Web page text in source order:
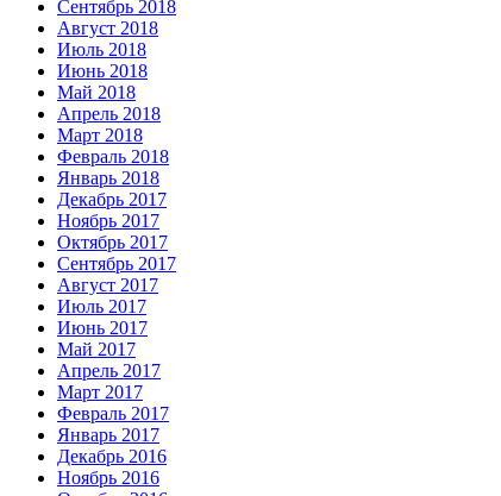
Сентябрь 2018
Август 2018
Июль 2018
Июнь 2018
Май 2018
Апрель 2018
Март 2018
Февраль 2018
Январь 2018
Декабрь 2017
Ноябрь 2017
Октябрь 2017
Сентябрь 2017
Август 2017
Июль 2017
Июнь 2017
Май 2017
Апрель 2017
Март 2017
Февраль 2017
Январь 2017
Декабрь 2016
Ноябрь 2016